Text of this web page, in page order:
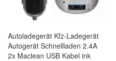
Autoladegerät Kfz-Ladegerät
Autogerät Schnellladen 2.4A
2x Maclean USB Kabel ink